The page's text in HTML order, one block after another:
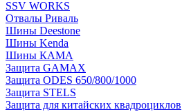
SSV WORKS
Отвалы Риваль
Шины Deestone
Шины Kenda
Шины КАМА
Защита GAMAX
Защита ODES 650/800/1000
Защита STELS
Защита для китайских квадроциклов